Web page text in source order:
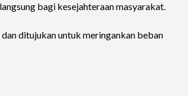
bagi kesejahteraan masyarakat.
ditujukan untuk meringankan beban